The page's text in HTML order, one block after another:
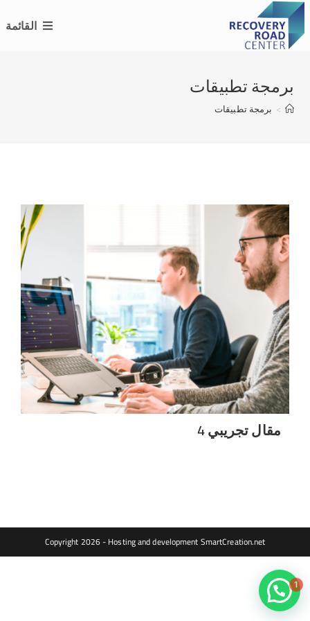
Skip
to
content
القائمة
برمجة تطبيقات
> برمجة تطبيقات
مقال تجريبي 4
Copyright 2026 - Hosting and developmentSmartCreation.net